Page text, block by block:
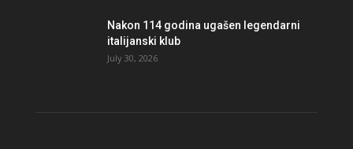
Nakon 114 godina ugašen legendarni
italijanski klub
July 30, 2026